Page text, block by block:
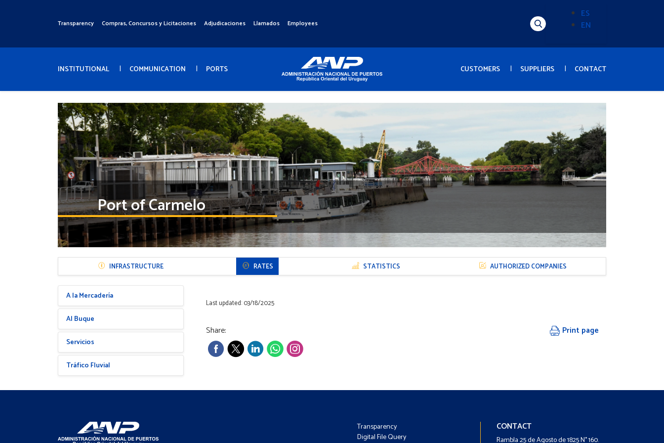
Menú
Transparency Compras, Concursos y Licitaciones Adjudicaciones Llamados Employees Alternador
(Content)
ES
EN
Menú
INSTITUTIONAL COMMUNICATION PORTS CUSTOMERS SUPPLIERS CONTACT
Port of Carmelo
Menú INFRASTRUCTURE RATES STATISTICS AUTHORIZED COMPANIES
Menú
Hijos
A la Mercadería
Al Buque
Servicios
Tráfico Fluvial
Last updated: 03/18/2025
Share: Print page
Transparency
Digital File Query
CONTACT
Rambla 25 de Agosto de 1825 N° 160.